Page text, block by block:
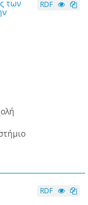
των RDF
RDF